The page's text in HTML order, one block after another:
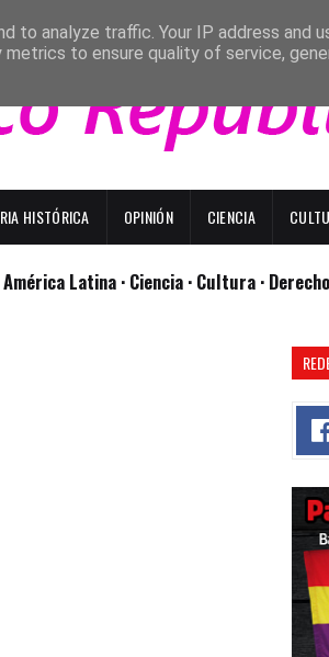
HISTÓRICA OPINIÓN CIENCIA
América Latina · Ciencia · Cultura ·
to analyze traffic. Your IP address and
to ensure quality of service,